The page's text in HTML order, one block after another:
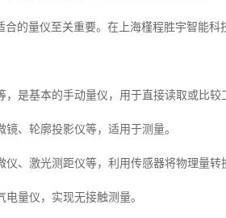
的量仪至关重要。在上海槿程胜宇智能科
是基本的手动量仪，用于直接读取或比较
、轮廓投影仪等，适用于测量。
、激光测距仪等，利用传感器将物理量转
量仪，实现无接触测量。